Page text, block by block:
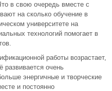
в свою очередь вместе с
на сколько обучение в
университете на
технологий помогает в
работы возрастает,
развивается очень
энергичные и творческие
и постоянно